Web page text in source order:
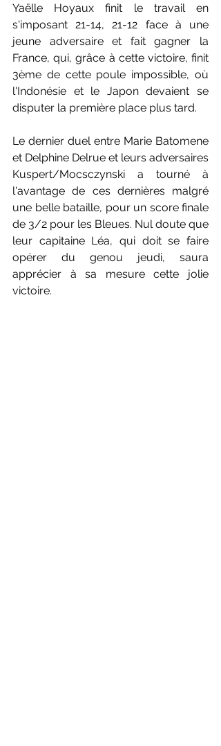
Yaëlle Hoyaux finit le travail en
s'imposant 21-14, 21-12 face à une
jeune adversaire et fait gagner la
France, qui, grâce à cette victoire, finit
3ème de cette poule impossible, où
l'Indonésie et le Japon devaient se
disputer la première place plus tard.
Le dernier duel entre Marie Batomene
et Delphine Delrue et leurs adversaires
Kuspert/Mocsczynski a tourné à
l'avantage de ces dernières malgré
une belle bataille, pour un score finale
de 3/2 pour les Bleues. Nul doute que
leur capitaine Léa, qui doit se faire
opérer du genou jeudi, saura
apprécier à sa mesure cette jolie
victoire.